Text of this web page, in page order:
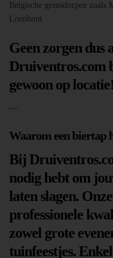
Belgische grensdorpen zoals
Loenhout
Geen zorgen dus
Druiventros.com
gewoon op locatie!
—
Waarom een biertap
Bij
nodig hebt om
laten slagen.
professionele
zowel grote
tuinfeestjes.